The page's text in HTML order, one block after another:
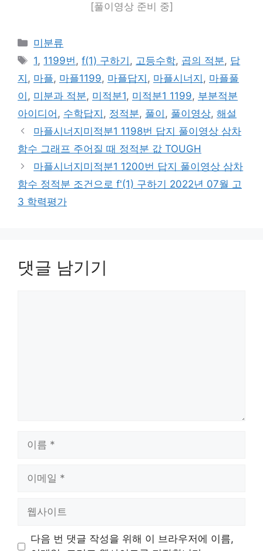
[풀이영상 준비 중]
카
테
리
미분류
태
그
1, 1199번,f(1) 구하기 , 고등수학, 곱의 적분, 답
지 , 마플, 마플1199, 마플답지 , 마플시너지 , 마플풀
이 , 미분과 적분, 미적분1, 미적분1 1199, 부분적분
아이디어 , 수학답지 , 정적분, 풀이 , 풀이영상, 해설
마플시너지미적분1 1198번 답지 풀이영상 삼차
함수 그래프 주어질 때 정적분 값 TOUGH
마플시너지미적분1 1200번 답지 풀이영상 삼차
함수 정적분 조건으로 f'(1) 구하기 2022년 07월 고
3 학력평가
댓글 남기기
다음 번 댓글 작성을 위해 이 브라우저에 이름,